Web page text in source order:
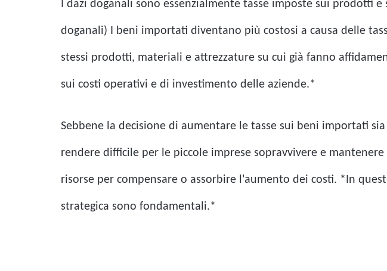
I dazi doganali sono essenzialmente tasse imposte sui prodotti
doganali) I beni importati diventano più costosi a causa delle
stessi prodotti, materiali e attrezzature su cui già fanno
sui costi operativi e di investimento delle aziende.*
Sebbene la decisione di aumentare le tasse sui beni importati
rendere difficile per le piccole imprese sopravvivere e
risorse per compensare o assorbire l'aumento dei costi. *In
strategica sono fondamentali.*